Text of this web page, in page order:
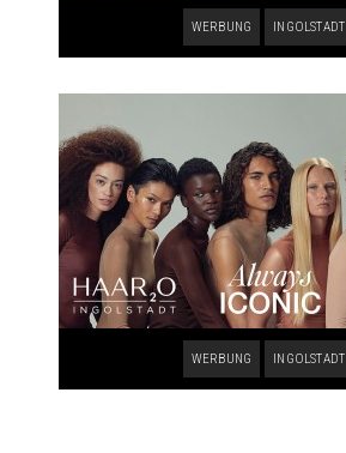
WERBUNG INGOLSTADT
WERBUNG INGOLSTADT